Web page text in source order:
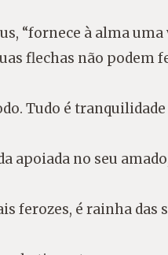
“fornece à alma
flechas não podem
Tudo é tranquilidade
apoiada no seu
ferozes, é rainha das